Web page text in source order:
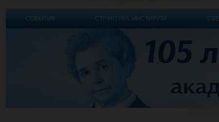
СОБЫТИЯ СТРУКТУРА ИНСТИТУТА